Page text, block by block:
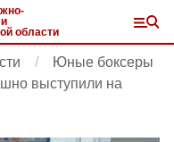
области
Юные боксеры
выступили на